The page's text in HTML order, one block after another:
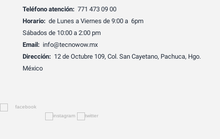
Teléfono atención: 771 473 09 00
Horario: de Lunes a Viernes de 9:00 a 6pm
Sábados de 10:00 a 2:00 pm
Email: info@tecnowow.mx
Dirección: 12 de Octubre 109, Col. San Cayetano, Pachuca, Hgo.
México